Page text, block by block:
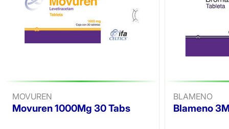
MOVUREN
Movuren 1000Mg 30 Tabs
BLAMENO
Blameno